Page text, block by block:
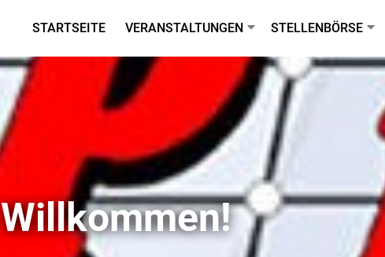
STARTSEITE VERANSTALTUNGEN STELLENBÖRSE